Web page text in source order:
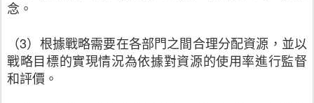
念。
（3）根據戰略需要在各部門之間合理分配資源，並以
戰略目標的實現情況為依據對資源的使用率進行監督
和評價。